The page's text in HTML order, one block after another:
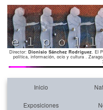
Director: Dionisio Sánchez Rodríguez. El
política, información, ocio y cultura .
Inicio
Exposiciones